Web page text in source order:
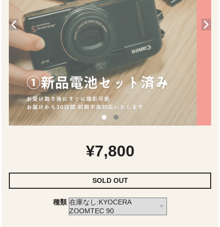
¥7,800
SOLD OUT
種類